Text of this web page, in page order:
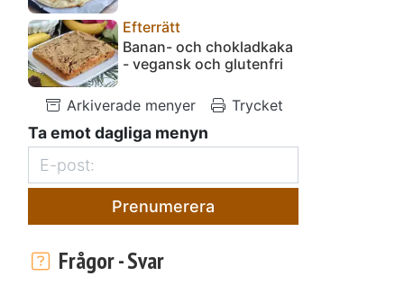
Efterrätt
Banan- och chokladkaka
- vegansk och glutenfri
Arkiverade menyer Trycket
Ta emot dagliga menyn
Prenumerera
Frågor - Svar